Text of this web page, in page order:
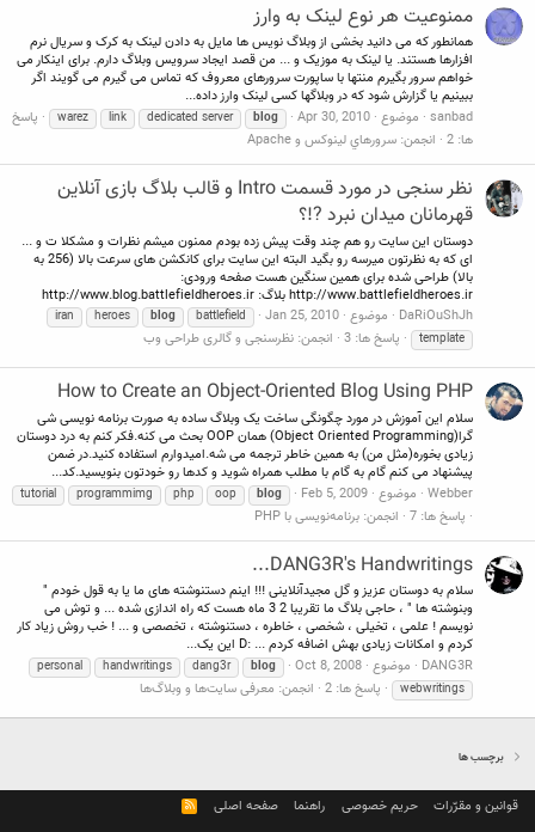
ممنوعیت هر نوع لینک به وارز
همانطور که می دانید بخشی از وبلاگ نویس ها مایل به دادن لینک به کرک و سریال نرم
افزارها هستند. یا لینک به موزیک و ... من قصد ایجاد سرویس وبلاگ دارم. برای اینکار می
خواهم سرور بگیرم منتها با ساپورت سرورهای معروف که تماس می گیرم می گویند اگر
ببینیم یا گزارش شود که در وبلاگها کسی لینک وارز داده...
sanbad موضوع Apr 30, 2010
blog
dedicated server
link
warez
پاسخ
ها: 2
انجمن: سرورهاي لينوكس و Apache
نظر سنجی در مورد قسمت Intro و قالب بلاگ بازی آنلاین
قهرمانان میدان نبرد ?!؟
دوستان این سایت رو هم چند وقت پیش زده بودم ممنون میشم نظرات و مشکلا ت و ...
ای که به نظرتون میرسه رو بگید البته این سایت برای کانکشن های سرعت بالا (256 به
بالا) طراحی شده برای همین سنگین هست صفحه ورودی:
http://www.battlefieldheroes.ir بلاگ: http://www.blog.battlefieldheroes.ir
DaRiOuShJh
موضوع Jan 25, 2010
battlefield
blog
heroes
iran
template
پاسخ ها: 3 انجمن: نظرسنجی و گالری طراحی وب
How to Create an Object-Oriented Blog Using PHP
سلام این آموزش در مورد چگونگی ساخت یک وبلاگ ساده به صورت برنامه نویسی شی
گرا(Object Oriented Programming) همان OOP بحث می کنه.فکر کنم به درد دوستان
زیادی بخوره(مثل من) به همین خاطر ترجمه می شه.امیدوارم استفاده کنید.در ضمن
پیشنهاد می کنم گام به گام با مطلب همراه شوید و کدها رو خودتون بنویسید.کد...
Webber موضوع Feb 5, 2009
blog
oop
php
programmimg
tutorial
پاسخ ها: 7 انجمن: برنامه‌نویسی با PHP
DANG3R's Handwritings...
سلام به دوستان عزیز و گل مجیدآنلاینی !!! اینم دستنوشته های ما یا به قول خودم "
وبنوشته ها " ، حاجی بلاگ ما تقریبا 2 3 ماه هست که راه اندازی شده ... و توش می
نویسم ! علمی ، تخیلی ، شخصی ، خاطره ، دستنوشته ، تخصصی و ... ! خب روش زیاد کار
کردم و امکانات زیادی بهش اضافه کردم ... :D این یک...
DANG3R
موضوع Oct 8, 2008
blog
dang3r
handwritings
personal
webwritings
پاسخ ها: 2 انجمن: معرفی سایت‌ها و وبلاگ‌ها
برچسب ها
قوانین و مقرّرات حریم خصوصی راهنما صفحه اصلی
R
S